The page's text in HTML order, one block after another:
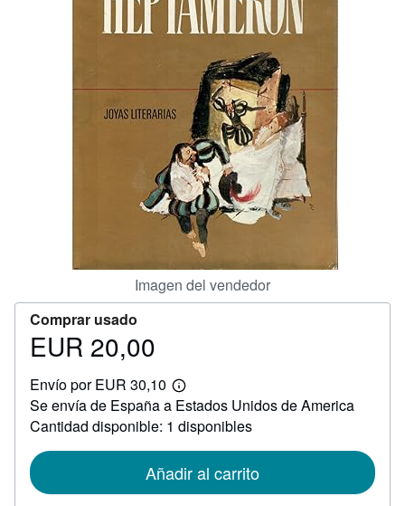
CERRAR
Imagen del vendedor
Comprar usado
Precio
20,00
EUR 20,00
Envío por EUR 30,10
Más
información
sobre
las
envío
Se envía de España a Estados Unidos de America
Cantidad disponible: 1 disponibles
Añadir al carrito